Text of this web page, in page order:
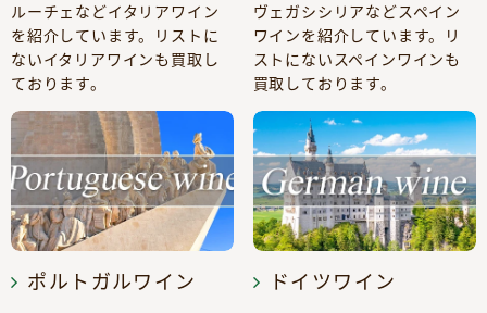
ルーチェなどイタリアワイン
を紹介しています。リストに
ないイタリアワインも買取し
ております。
ヴェガシシリアなどスペイン
ワインを紹介しています。リ
ストにないスペインワインも
買取しております。
ポルトガルワイン ドイツワイン